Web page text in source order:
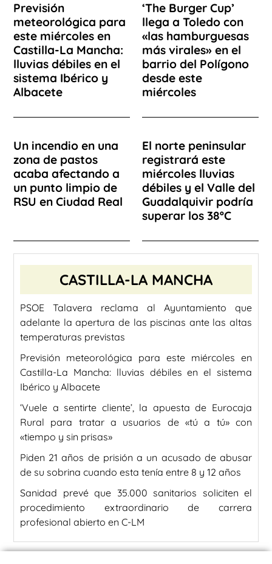
Previsión
meteorológica para
este miércoles en
Castilla-La Mancha:
lluvias débiles en el
sistema Ibérico y
Albacete
‘The Burger Cup’
llega a Toledo con
«las hamburguesas
más virales» en el
barrio del Polígono
desde este
miércoles
Un incendio en una
zona de pastos
acaba afectando a
un punto limpio de
RSU en Ciudad Real
El norte peninsular
registrará este
miércoles lluvias
débiles y el Valle del
Guadalquivir podría
superar los 38ºC
CASTILLA-LA MANCHA
PSOE Talavera reclama al Ayuntamiento que
adelante la apertura de las piscinas ante las altas
temperaturas previstas
Previsión meteorológica para este miércoles en
Castilla-La Mancha: lluvias débiles en el sistema
Ibérico y Albacete
‘Vuele a sentirte cliente’, la apuesta de Eurocaja
Rural para tratar a usuarios de «tú a tú» con
«tiempo y sin prisas»
Piden 21 años de prisión a un acusado de abusar
de su sobrina cuando esta tenía entre 8 y 12 años
Sanidad prevé que 35.000 sanitarios soliciten el
procedimiento extraordinario de carrera
profesional abierto en C-LM